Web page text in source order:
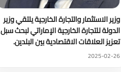
وزير الاستثمار والتجارة الخارجية يلتقي وزير
الدولة للتجارة الخارجية الإماراتي لبحث سبل
تعزيز العلاقات الاقتصادية بين البلدين.
2025-02-26